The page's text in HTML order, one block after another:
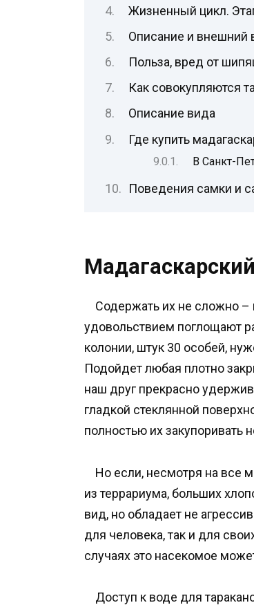
Жизненный цикл.
Описание и внешний
Польза, вред от
Как совокупляются
Описание вида
Где купить
В Санкт-
Поведения самки и
Содержать их не сложно –
удовольствием поглощают
колонии, штук 30 особей,
Подойдет любая плотно
наш друг прекрасно
гладкой стеклянной
полностью их закупоривать
Но если, несмотря на все
из террариума, больших
вид, но обладает не
для человека, так и для
случаях это насекомое
Доступ к воде для